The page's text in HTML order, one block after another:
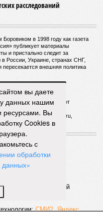
расследований
в 1998 году как газета
публикует материалы
и пристально следит за
России, Украине, странах СНГ,
пересекается внешняя политика
Горевой Р. Г.
ЭЛ № ФС 77 - 72681 от
versia@versia.ru,
без индексируемой
СМИ2, Яндекс,
вы даете
данных нашим
ресурсами. Вы
Cookies в
с
обработки
данных»